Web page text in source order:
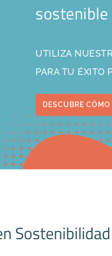
sostenible
UTILIZA
PARA TU ÉXITO
DESCUBRE
Sostenibilidad